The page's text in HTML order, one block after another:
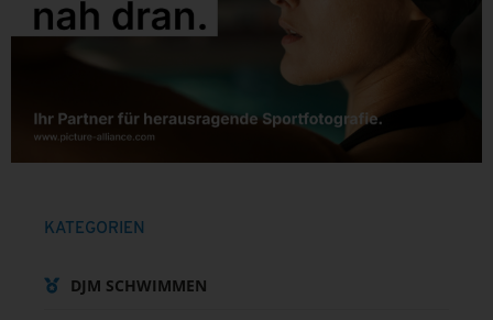
KATEGORIEN
DJM SCHWIMMEN